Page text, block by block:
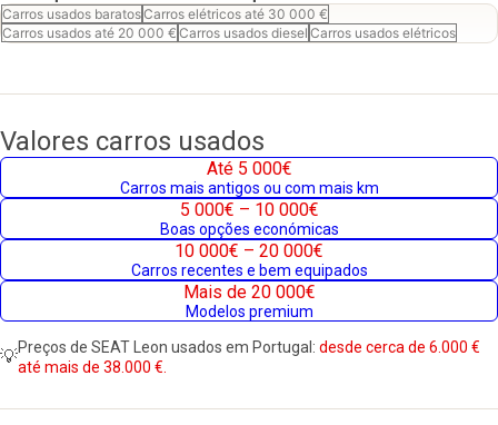
Carros usados baratosCarros elétricos até 30 000 €
Carros usados até 20 000 € Carros usados diesel Carros usados elétricos
Valores carros usados
Até 5 000€
Carros mais antigos ou com mais km
5 000€ – 10 000€
Boas opções económicas
10 000€ – 20 000€
Carros recentes e bem equipados
Mais de 20 000€
Modelos premium
💡Preços de SEAT Leon usados em Portugal: desde cerca de 6.000 €
até mais de 38.000 €.